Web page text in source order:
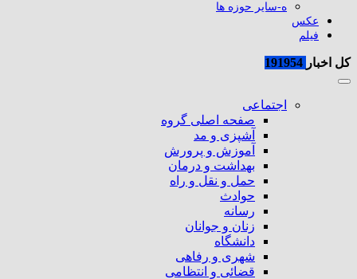
ه-سایر حوزه ها
عکس
فیلم
کل اخبار
اجتماعی
صفحه اصلی گروه
آشپزی و مد
آموزش و پرورش
بهداشت و درمان
حمل و نقل و راه
حوادث
رسانه
زنان و جوانان
دانشگاه
شهری و رفاهی
قضائی و انتظامی